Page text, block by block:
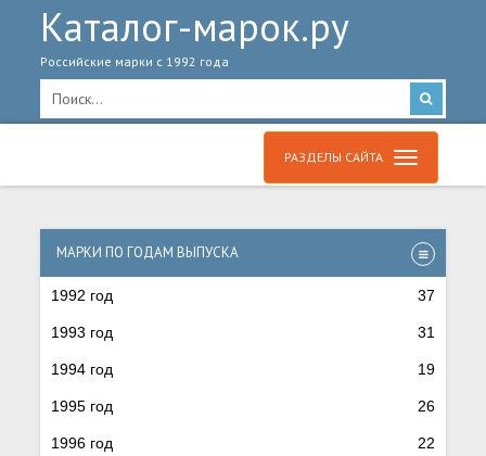
Каталог-марок.ру
Российские марки с 1992 года
РАЗДЕЛЫ САЙТА
МАРКИ ПО ГОДАМ ВЫПУСКА
1992 год 37
1993 год 31
1994 год 19
1995 год 26
1996 год 22